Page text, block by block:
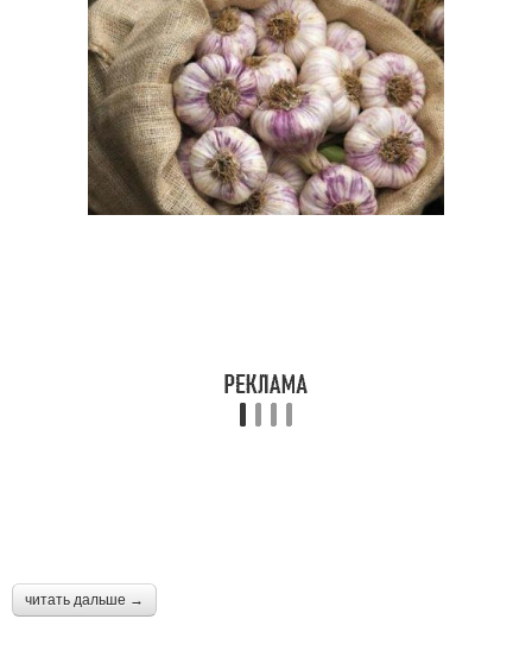
Чеснок для хранения Чеснок в кулинарии
Хранение в банке Чеснок в банке
Чеснок при хранении
читать дальше →